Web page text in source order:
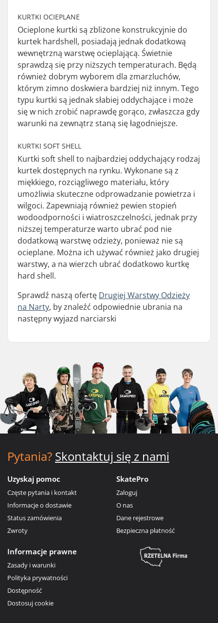
KURTKI OCIEPLANE
Ocieplone kurtki są zbliżone konstrukcyjnie do
kurtek hardshell, posiadają jednak dodatkową
wewnętrzną warstwę ocieplającą. Świetnie
sprawdzą się przy niższych temperaturach. Będą
również dobrym wyborem dla zmarzluchów,
którym zimno doskwiera bardziej niż innym. Tego
typu kurtki są jednak słabiej oddychające i może
się w nich zrobić naprawdę gorąco, zwłaszcza gdy
warunki na zewnątrz staną się łagodniejsze.
KURTKI SOFT SHELL
Kurtki soft shell to najbardziej oddychający rodzaj
kurtek dostępnych na rynku. Wykonane są z
miękkiego, rozciągliwego materiału, który
umożliwia skuteczne odprowadzanie powietrza i
wilgoci. Zapewniają również pewien stopień
wodoodporności i wiatroszczelności, jednak przy
niższej temperaturze warto ubrać pod nie
dodatkową warstwę odzieży, ponieważ nie są
ocieplane. Można ich używać również jako drugiej
warstwy, a na wierzch ubrać dodatkowo kurtkę
hard shell.
Sprawdź naszą ofertę Drugiej Warstwy Odzieży
na Narty, by znaleźć odpowiednie ubrania na
następny wyjazd narciarski
Pytania? Skontaktuj się z nami
Uzyskaj pomoc
Częste pytania i kontakt
Informacje o dostawie
Status zamówienia
Zwroty
SkatePro
Zaloguj
O nas
Dane rejestrowe
Bezpieczna płatność
Informacje prawne
Zasady i warunki
Polityka prywatności
Dostępność
Dostosuj cookie